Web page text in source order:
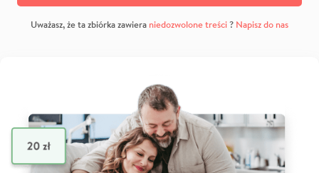
Uważasz, że ta zbiórka zawiera niedozwolone treści? Napisz do nas